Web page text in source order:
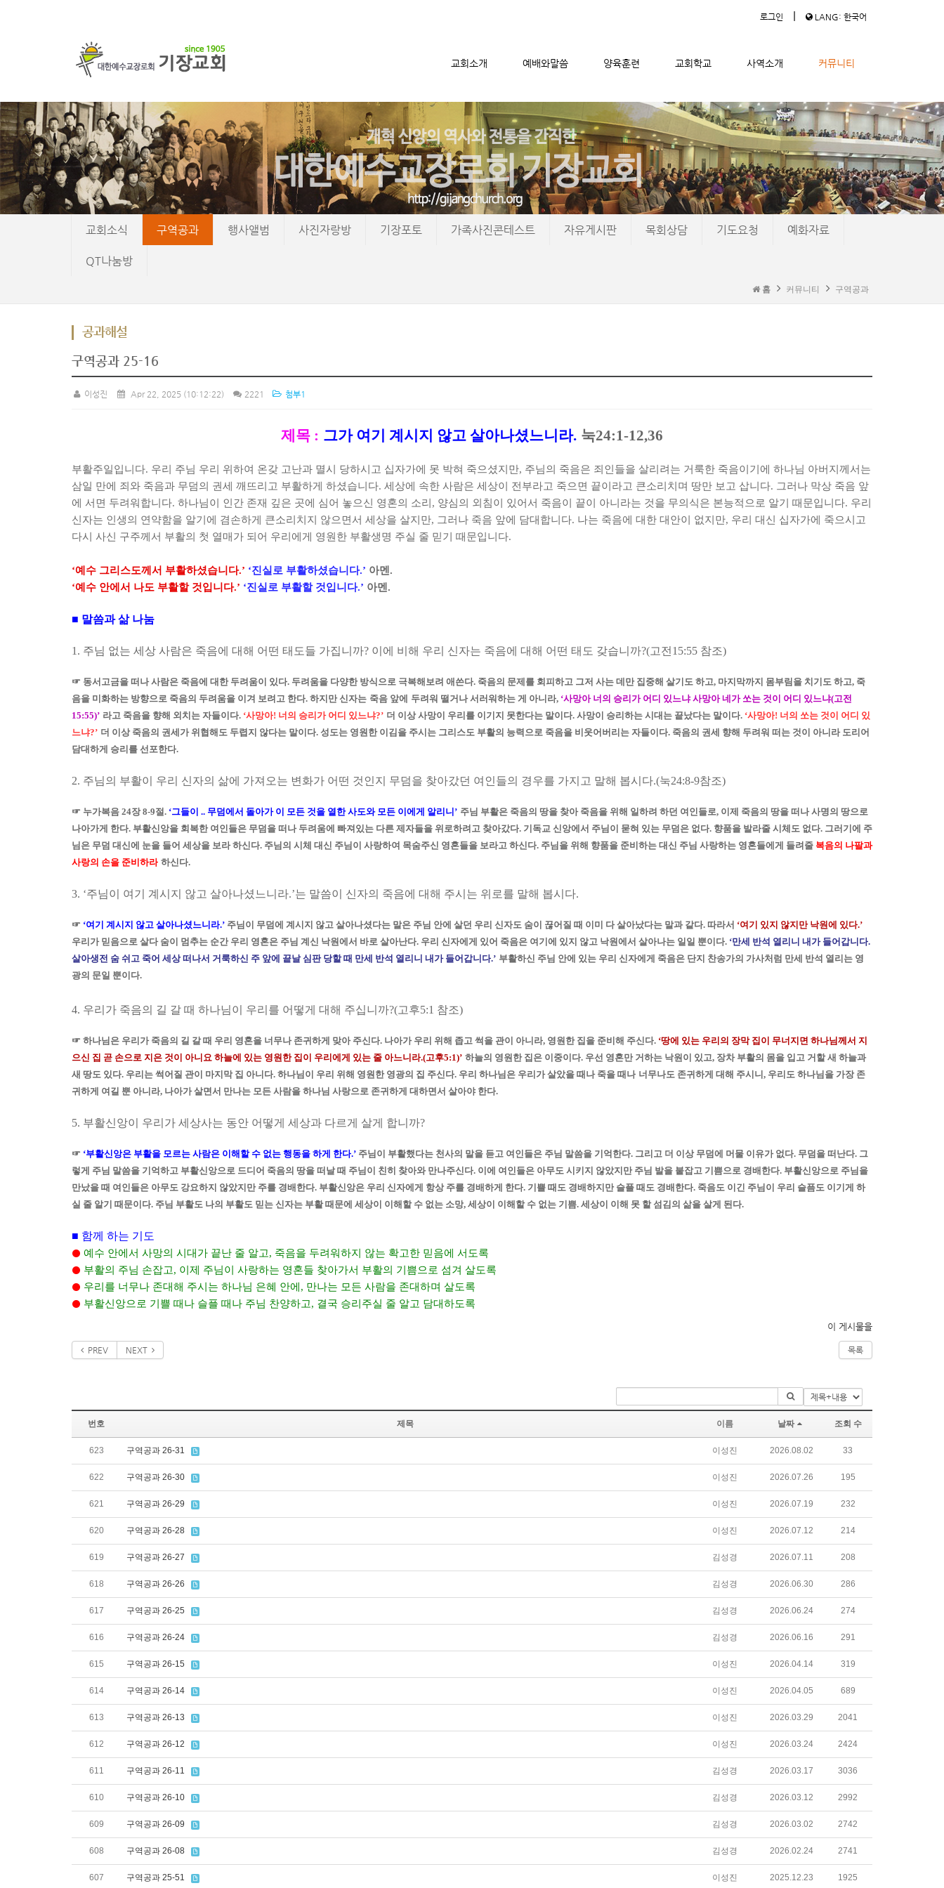
로그인 | LANG: 한국어
교회소개 예배와말씀 양육훈련 교회학교 사역소개 커뮤니티
메뉴 건너뛰기
교회소식 구역공과 행사앨범 사진자랑방 기장포토 가족사진콘테스트 자유게시판 목회상담 기도요청 예화자료
QT나눔방
홈 커뮤니티 구역공과
공과해설
구역공과 25-16
이성진 Apr 22, 2025 (10:12:22) 2221 첨부1
제목 : 그가 여기 계시지 않고 살아나셨느니라. 눅24:1-12,36
부활주일입니다. 우리 주님 우리 위하여 온갖 고난과 멸시 당하시고 십자가에 못 박혀 죽으셨지만, 주님의 죽음은 죄인들을 살리려는 거룩한 죽음이기에 하나님 아버지께서는
삼일 만에 죄와 죽음과 무덤의 권세 깨뜨리고 부활하게 하셨습니다. 세상에 속한 사람은 세상이 전부라고 죽으면 끝이라고 큰소리치며 땅만 보고 삽니다. 그러나 막상 죽음 앞
에 서면 두려워합니다. 하나님이 인간 존재 깊은 곳에 심어 놓으신 영혼의 소리 , 양심의 외침이 있어서 죽음이 끝이 아니라는 것을 무의식은 본능적으로 알기 때문입니다. 우리
신자는 인생의 연약함을 알기에 겸손하게 큰소리치지 않으면서 세상을 살지만, 그러나 죽음 앞에 담대합니다. 나는 죽음에 대한 대안이 없지만, 우리 대신 십자가에 죽으시고
다시 사신 구주께서 부활의 첫 열매가 되어 우리에게 영원한 부활생명 주실 줄 믿기 때문입니다.
‘예수 그리스도께서 부활하셨습니다.’ ‘진실로 부활하셨습니다.’ 아멘 .
‘예수 안에서 나도 부활할 것입니다.’ ‘진실로 부활할 것입니다.’ 아멘 .
■ 말씀과 삶 나눔
1. 주님 없는 세상 사람은 죽음에 대해 어떤 태도들 가집니까? 이에 비해 우리 신자는 죽음에 대해 어떤 태도 갖습니까?(고전 15:55 참조)
☞ 동서고금을 떠나 사람은 죽음에 대한 두려움이 있다. 두려움을 다양한 방식으로 극복해보려 애쓴다. 죽음의 문제를 회피하고 그저 사는 데만 집중해 살기도 하고, 마지막까지 몸부림을 치기도 하고, 죽
음을 미화하는 방향으로 죽음의 두려움을 이겨 보려고 한다. 하지만 신자는 죽음 앞에 두려워 떨거나 서러워하는 게 아니라, ‘사망아 너의 승리가 어디 있느냐 사망아 네가 쏘는 것이 어디 있느냐(고전
15:55)’ 라고 죽음을 향해 외치는 자들이다. ‘사망아! 너의 승리가 어디 있느냐?’ 더 이상 사망이 우리를 이기지 못한다는 말이다. 사망이 승리하는 시대는 끝났다는 말이다. ‘사망아! 너의 쏘는 것이 어디 있
느냐?’ 더 이상 죽음의 권세가 위협해도 두렵지 않다는 말이다. 성도는 영원한 이김을 주시는 그리스도 부활의 능력으로 죽음을 비웃어버리는 자들이다. 죽음의 권세 향해 두려워 떠는 것이 아니라 도리어
담대하게 승리를 선포한다.
2. 주님의 부활이 우리 신자의 삶에 가져오는 변화가 어떤 것인지 무덤을 찾아갔던 여인들의 경우를 가지고 말해 봅시다.(눅24:8-9참조)
☞ 누가복음 24장8-9절. ‘그들이 .. 무덤에서 돌아가 이 모든 것을 열한 사도와 모든 이에게 알리니 ’ 주님 부활은 죽음의 땅을 찾아 죽음을 위해 일하려 하던 여인들로, 이제 죽음의 땅을 떠나 사명의 땅으로
나아가게 한다. 부활신앙을 회복한 여인들은 무덤을 떠나 두려움에 빠져있는 다른 제자들을 위로하려고 찾아갔다. 기독교 신앙에서 주님이 묻혀 있는 무덤은 없다. 향품을 발라줄 시체도 없다. 그러기에 주
님은 무덤 대신에 눈을 들어 세상을 보라 하신다. 주님의 시체 대신 주님이 사랑하여 목숨주신 영혼들을 보라고 하신다. 주님을 위해 향품을 준비하는 대신 주님 사랑하는 영혼들에게 들려줄 복음의 나팔과
사랑의 손을 준비하라 하신다.
3. ‘주님이 여기 계시지 않고 살아나셨느니라.’는 말씀이 신자의 죽음에 대해 주시는 위로를 말해 봅시다.
☞ ‘여기 계시지 않고 살아나셨느니라.’ 주님이 무덤에 계시지 않고 살아나셨다는 말은 주님 안에 살던 우리 신자도 숨이 끊어질 때 이미 다 살아났다는 말과 같다. 따라서 ‘여기 있지 않지만 낙원에 있다.’
우리가 믿음으로 살다 숨이 멈추는 순간 우리 영혼은 주님 계신 낙원에서 바로 살아난다. 우리 신자에게 있어 죽음은 여기에 있지 않고 낙원에서 살아나는 일일 뿐이다. ‘만세 반석 열리니 내가 들어갑니다.
살아생전 숨 쉬고 죽어 세상 떠나서 거룩하신 주 앞에 끝날 심판 당할 때 만세 반석 열리니 내가 들어갑니다.’ 부활하신 주님 안에 있는 우리 신자에게 죽음은 단지 찬송가의 가사처럼 만세 반석 열리는 영
광의 문일 뿐이다.
4. 우리가 죽음의 길 갈 때 하나님이 우리를 어떻게 대해 주십니까?(고후5:1 참조)
☞ 하나님은 우리가 죽음의 길 갈 때 우리 영혼을 너무나 존귀하게 맞아 주신다. 나아가 우리 위해 좁고 썩을 관이 아니라, 영원한 집을 준비해 주신다. ‘땅에 있는 우리의 장막 집이 무너지면 하나님께서 지
으신 집 곧 손으로 지은 것이 아니요 하늘에 있는 영원한 집이 우리에게 있는 줄 아느니라.(고후5:1)’ 하늘의 영원한 집은 이중이다. 우선 영혼만 거하는 낙원이 있고, 장차 부활의 몸을 입고 거할 새 하늘과
새 땅도 있다. 우리는 썩어질 관이 마지막 집 아니다. 하나님이 우리 위해 영원한 영광의 집 주신다. 우리 하나님은 우리가 살았을 때나 죽을 때나 너무나도 존귀하게 대해 주시니 , 우리도 하나님을 가장 존
귀하게 여길 뿐 아니라, 나아가 살면서 만나는 모든 사람을 하나님 사랑으로 존귀하게 대하면서 살아야 한다.
5. 부활신앙이 우리가 세상사는 동안 어떻게 세상과 다르게 살게 합니까?
☞ ‘부활신앙은 부활을 모르는 사람은 이해할 수 없는 행동을 하게 한다.’ 주님이 부활했다는 천사의 말을 듣고 여인들은 주님 말씀을 기억한다. 그리고 더 이상 무덤에 머물 이유가 없다. 무덤을 떠난다. 그
렇게 주님 말씀을 기억하고 부활신앙으로 드디어 죽음의 땅을 떠날 때 주님이 친히 찾아와 만나주신다. 이에 여인들은 아무도 시키지 않았지만 주님 발을 붙잡고 기쁨으로 경배한다. 부활신앙으로 주님을
만났을 때 여인들은 아무도 강요하지 않았지만 주를 경배한다. 부활신앙은 우리 신자에게 항상 주를 경배하게 한다. 기쁠 때도 경배하지만 슬플 때도 경배한다. 죽음도 이긴 주님이 우리 슬픔도 이기게 하
실 줄 알기 때문이다. 주님 부활도 나의 부활도 믿는 신자는 부활 때문에 세상이 이해할 수 없는 소망, 세상이 이해할 수 없는 기쁨. 세상이 이해 못 할 섬김의 삶을 살게 된다.
■ 함께 하는 기도
⚫ 예수 안에서 사망의 시대가 끝난 줄 알고, 죽음을 두려워하지 않는 확고한 믿음에 서도록
⚫ 부활의 주님 손잡고, 이제 주님이 사랑하는 영혼들 찾아가서 부활의 기쁨으로 섬겨 살도록
⚫ 우리를 너무나 존대해 주시는 하나님 은혜 안에 , 만나는 모든 사람을 존대하며 살도록
⚫ 부활신앙으로 기쁠 때나 슬플 때나 주님 찬양하고, 결국 승리주실 줄 알고 담대하도록
이 게시물을
PREV NEXT 목록
번호 제목 이름 날짜 조회 수
623 구역공과 26-31 이성진 2026.08.02 33
622 구역공과 26-30 이성진 2026.07.26 195
621 구역공과 26-29 이성진 2026.07.19 232
620 구역공과 26-28 이성진 2026.07.12 214
619 구역공과 26-27 김성경 2026.07.11 208
618 구역공과 26-26 김성경 2026.06.30 286
617 구역공과 26-25 김성경 2026.06.24 274
616 구역공과 26-24 김성경 2026.06.16 291
615 구역공과 26-15 이성진 2026.04.14 319
614 구역공과 26-14 이성진 2026.04.05 689
613 구역공과 26-13 이성진 2026.03.29 2041
612 구역공과 26-12 이성진 2026.03.24 2424
611 구역공과 26-11 김성경 2026.03.17 3036
610 구역공과 26-10 김성경 2026.03.12 2992
609 구역공과 26-09 김성경 2026.03.02 2742
608 구역공과 26-08 김성경 2026.02.24 2741
607 구역공과 25-51 이성진 2025.12.23 1925